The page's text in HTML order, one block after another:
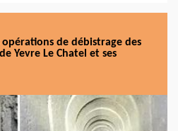
de débistrage des
Yevre Le Chatel et ses